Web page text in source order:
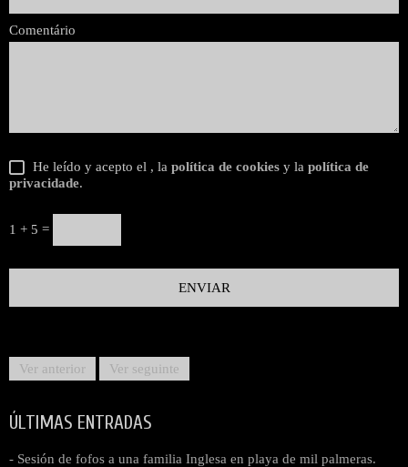
Comentário
He leído y acepto el , la política de cookies y la política de
privacidade.
1 + 5 =
Ver anterior Ver seguinte
ÚLTIMAS ENTRADAS
- Sesión de fofos a una familia Inglesa en playa de mil palmeras.